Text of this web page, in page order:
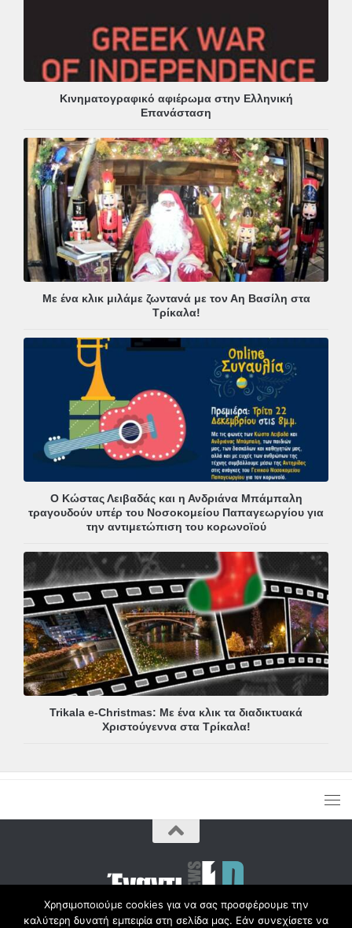
Κινηματογραφικό αφιέρωμα στην Ελληνική
Επανάσταση
Με ένα κλικ μιλάμε ζωντανά με τον Αη Βασίλη στα
Τρίκαλα!
Ο Κώστας Λειβαδάς και η Ανδριάνα Μπάμπαλη
τραγουδούν υπέρ του Νοσοκομείου Παπαγεωργίου για
την αντιμετώπιση του κορωνοϊού
Trikala e-Christmas: Με ένα κλικ τα διαδικτυακά
Χριστούγεννα στα Τρίκαλα!
Copyright © Radio1d.gr 2012-2017 |
Χρησιμοποιούμε cookies για να σας προσφέρουμε την
καλύτερη δυνατή εμπειρία στη σελίδα μας. Εάν συνεχίσετε να